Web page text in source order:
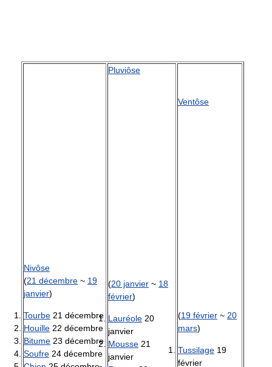
Nivôse
(21 décembre ~ 19
janvier)
Tourbe 21 décembre
Houille 22 décembre
Bitume 23 décembre
Soufre 24 décembre
Pluviôse
(20 janvier ~ 18
février)
Lauréole 20
janvier
Mousse 21
janvier
Ventôse
(19 février ~ 20
mars)
Tussilage 19
février